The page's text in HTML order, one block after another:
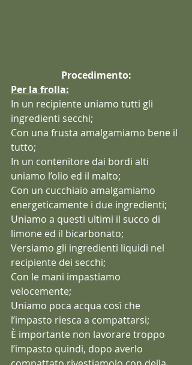
Procedimento:
Per la frolla:
In un recipiente uniamo tutti gli
ingredienti secchi;
Con una frusta amalgamiamo bene il
tutto;
In un contenitore dai bordi alti
uniamo l’olio ed il malto;
Con un cucchiaio amalgamiamo
energeticamente i due ingredienti;
Uniamo a questi ultimi il succo di
limone ed il bicarbonato;
Versiamo gli ingredienti liquidi nel
recipiente dei secchi;
Con le mani impastiamo
velocemente;
Uniamo poca acqua così che
l’impasto riesca a compattarsi;
È importante non lavorare troppo
l’impasto quindi, dopo averlo